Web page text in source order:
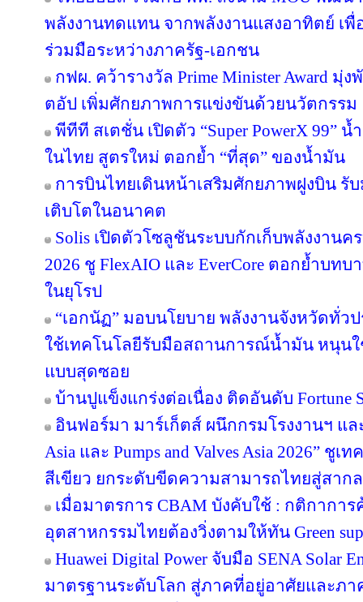
พลังงานทดแทน จากพลังงานแสงอาทิตย์ เพื่
ร่วมมือระหว่างภาครัฐ-เอกชน
กฟผ. คว้ารางวัล Prime Minister Award มุ่
ตอัป เพิ่มศักยภาพการแข่งขันด้วยนวัตกรรม
พีทีที สเตชั่น เปิดตัว “Super PowerX 99”
ในไทย สูตรใหม่ ตอกย้ำ “ที่สุด” ของน้ำมัน
การบินไทยเดินหน้าเสริมศักยภาพฝูงบิน รับ
เติบโตในอนาคต
Solis เปิดตัวโซลูชันระบบกักเก็บพลังงานคร
2026 ชู FlexAIO และ EverCore ตอกย้ำบท
ในยุโรป
“เอกนัฏ” มอบนโยบาย พลังงานจังหวัดทั่
ใช้เทคโนโลยีรับมือสถานการณ์น้ำมัน หนุนใ
แบบสุดซอย
บ้านปูแข็งแกร่งต่อเนื่อง ติดอันดับ Fortune
อินฟอร์มา มาร์เก็ตส์ ผนึกกรมโรงงานฯ แ
Asia และ Pumps and Valves Asia 2026”
สีเขียว ยกระดับขีดความสามารถไทยสู่สากล
เมื่อมาตรการ CBAM บังคับใช้ : กติกากา
อุตสาหกรรมไทยต้องวิ่งตามให้ทัน Green
Huawei Digital Power จับมือ SENA Solar
มาตรฐานระดับโลก สู่ภาคที่อยู่อาศัยและภา